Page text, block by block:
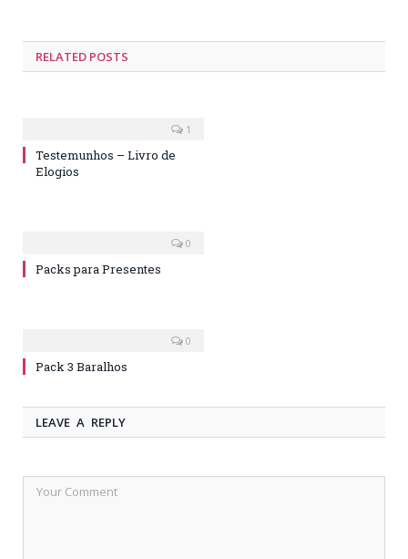
RELATED POSTS
1
Testemunhos – Livro de
Elogios
0
Packs para Presentes
0
Pack 3 Baralhos
LEAVE A REPLY